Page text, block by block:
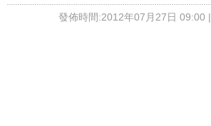
發佈時間:2012年07月27日 09:00 |